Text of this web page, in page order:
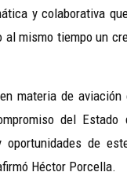
y colaborativa
mismo tiempo un
materia de
del Estado
de
Héctor Porcella.